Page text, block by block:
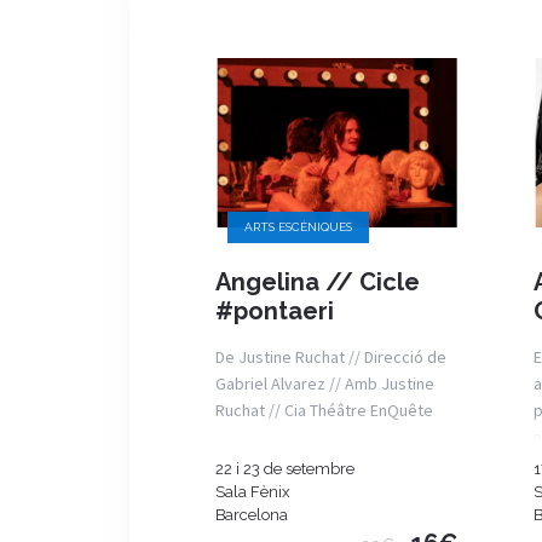
ARTS ESCÈNIQUES
Angelina // Cicle
#pontaeri
De Justine Ruchat // Direcció de
Gabriel Alvarez // Amb Justine
Ruchat // Cia Théâtre EnQuête
22 i 23 de setembre
Sala Fènix
Barcelona